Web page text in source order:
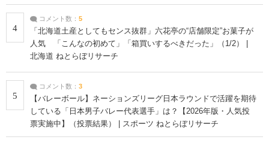
4
コメント数： 5
「北海道土産としてもセンス抜群」六花亭の“店舗限定”お菓子が
人気 「こんなの初めて」「箱買いするべきだった」（1/2） |
北海道 ねとらぼリサーチ
5
コメント数： 3
【バレーボール】ネーションズリーグ日本ラウンドで活躍を期待
している「日本男子バレー代表選手」は？【2026年版・人気投
票実施中】（投票結果） | スポーツ ねとらぼリサーチ